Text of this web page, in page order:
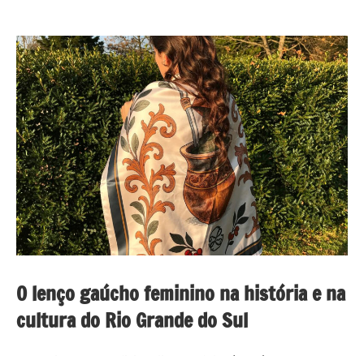
O lenço gaúcho feminino na história e na
cultura do Rio Grande do Sul